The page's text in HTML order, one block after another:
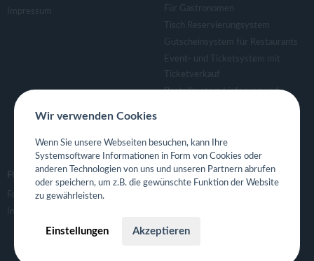
Impressum
Für Gastronomen
Tisch Reservierungsystem
Gutscheinsystem für Restaurants
Event- und Ticketsystem mit
Ticketverkauf
Bestellsystem Lieferung und
Eigene App für Restaurant
FOLGE UNS
Facebook
Instagram
Wir verwenden Cookies
Wenn Sie unsere Webseiten besuchen, kann Ihre
Systemsoftware Informationen in Form von Cookies oder
anderen Technologien von uns und unseren Partnern abrufen
oder speichern, um z.B. die gewünschte Funktion der Website
zu gewährleisten.
Einstellungen Akzeptieren